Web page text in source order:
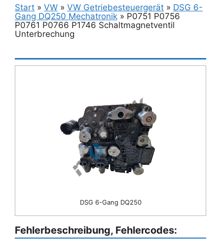
Start » VW » VW Getriebesteuergerät » DSG 6-
Gang DQ250 Mechatronik » P0751 P0756
P0761 P0766 P1746 Schaltmagnetventil
Unterbrechung
DSG 6-Gang DQ250
Fehlerbeschreibung, Fehlercodes: